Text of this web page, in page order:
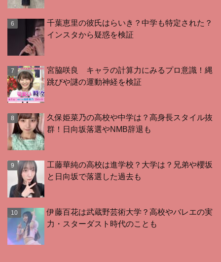
千葉恵里の彼氏はらいき？中学も特定された？
インスタから疑惑を検証
宮脇咲良 キャラの計算力にみるプロ意識！縄
跳びや謎の運動神経を検証
久保姫菜乃の高校や中学は？高身長スタイル抜
群！日向坂落選やNMB辞退も
工藤華純の高校は進学校？大学は？兄弟や櫻坂
と日向坂で落選した過去も
伊藤百花は武蔵野芸術大学？高校やバレエの実
力・スターダスト時代のことも